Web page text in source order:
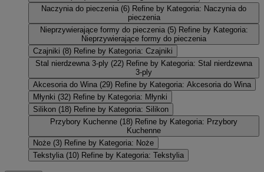
Naczynia do pieczenia (6) Refine by Kategoria: Naczynia do
pieczenia
Nieprzywierające formy do pieczenia (5) Refine by Kategoria:
Nieprzywierające formy do pieczenia
Czajniki (8) Refine by Kategoria: Czajniki
Stal nierdzewna 3-ply (22) Refine by Kategoria: Stal nierdzewna
3-ply
Akcesoria do Wina (29) Refine by Kategoria: Akcesoria do Wina
Młynki (32) Refine by Kategoria: Młynki
Silikon (18) Refine by Kategoria: Silikon
Przybory Kuchenne (18) Refine by Kategoria: Przybory
Kuchenne
Noże (3) Refine by Kategoria: Noże
Tekstylia (10) Refine by Kategoria: Tekstylia